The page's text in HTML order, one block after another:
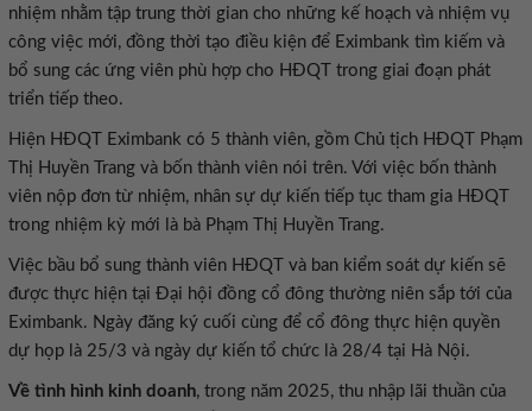
nhiệm nhằm tập trung thời gian cho những kế hoạch và nhiệm vụ
công việc mới, đồng thời tạo điều kiện để Eximbank tìm kiếm và
bổ sung các ứng viên phù hợp cho HĐQT trong giai đoạn phát
triển tiếp theo.
Hiện HĐQT Eximbank có 5 thành viên, gồm Chủ tịch HĐQT Phạm
Thị Huyền Trang và bốn thành viên nói trên. Với việc bốn thành
viên nộp đơn từ nhiệm, nhân sự dự kiến tiếp tục tham gia HĐQT
trong nhiệm kỳ mới là bà Phạm Thị Huyền Trang.
Việc bầu bổ sung thành viên HĐQT và ban kiểm soát dự kiến sẽ
được thực hiện tại Đại hội đồng cổ đông thường niên sắp tới của
Eximbank. Ngày đăng ký cuối cùng để cổ đông thực hiện quyền
dự họp là 25/3 và ngày dự kiến tổ chức là 28/4 tại Hà Nội.
Về tình hình kinh doanh, trong năm 2025, thu nhập lãi thuần của